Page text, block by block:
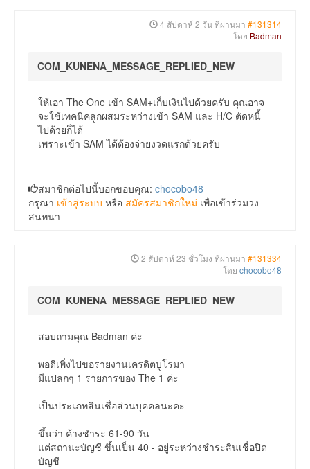
4 สัปดาห์ 2 วัน ที่ผ่านมา #131314
โดย Badman
COM_KUNENA_MESSAGE_REPLIED_NEW
ให้เอา The One เข้า SAM+เก็บเงินไปด้วยครับ คุณอาจ
จะใช้เทคนิคลูกผสมระหว่างเข้า SAM และ H/C ตัดหนี้
ไปด้วยก็ได้
เพราะเข้า SAM ได้ต้องจ่ายงวดแรกด้วยครับ
สมาชิกต่อไปนี้บอกขอบคุณ: chocobo48
กรุณา เข้าสู่ระบบ หรือ สมัครสมาชิกใหม่ เพื่อเข้าร่วมวง
สนทนา
2 สัปดาห์ 23 ชั่วโมง ที่ผ่านมา #131334
โดย chocobo48
COM_KUNENA_MESSAGE_REPLIED_NEW
สอบถามคุณ Badman ค่ะ
พอดีเพิ่งไปขอรายงานเครดิตบูโรมา
มีแปลกๆ 1 รายการของ The 1 ค่ะ
เป็นประเภทสินเชื่อส่วนบุคคลนะคะ
ขึ้นว่า ค้างชำระ 61-90 วัน
แต่สถานะบัญชี ขึ้นเป็น 40 - อยู่ระหว่างชำระสินเชื่อปิด
บัญชี